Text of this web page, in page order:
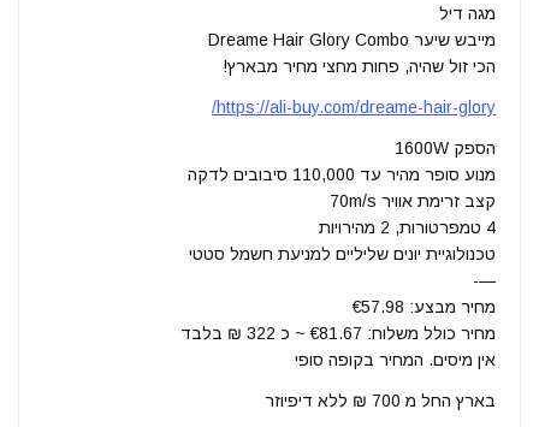
מגה דיל
מייבש שיער Dreame Hair Glory Combo
הכי זול שהיה, פחות מחצי מחיר מבארץ!
https://ali-buy.com/dreame-hair-glory/
הספק 1600W
מנוע סופר מהיר עד 110,000 סיבובים לדקה
קצב זרימת אוויר 70m/s
4 טמפרטורות, 2 מהירויות
טכנולוגיית יונים שליליים למניעת חשמל סטטי
—-
מחיר מבצע: €57.98
מחיר כולל משלוח: €81.67 ~ כ 322 ₪ בלבד
אין מיסים. המחיר בקופה סופי
בארץ החל מ 700 ₪ ללא דיפיוזר